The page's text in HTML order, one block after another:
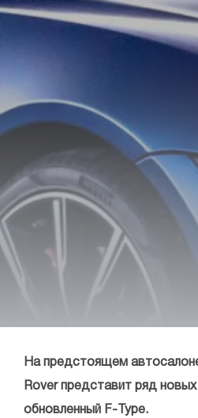
На предстоящем
Rover представит ряд
обновленный F-Type.